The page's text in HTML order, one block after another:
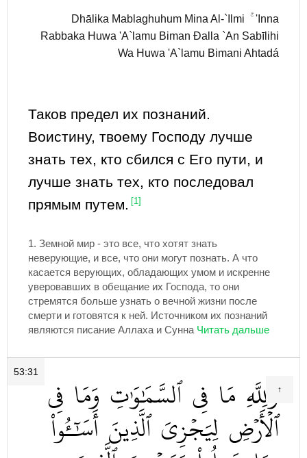
Dhālika Mablaghuhum Mina Al-`Ilmi ۚ 'Inna
Rabbaka Huwa 'A`lamu Biman Đalla `An Sabīlihi
Wa Huwa 'A`lamu Bimani Ahtadá
Таков предел их познаний.
Воистину, твоему Господу лучше
знать тех, кто сбился с Его пути, и
лучше знать тех, кто последовал
прямым путем.
[1]
1. Земной мир - это все, что хотят знать
неверующие, и все, что они могут познать. А что
касается верующих, обладающих умом и искренне
уверовавших в обещание их Господа, то они
стремятся больше узнать о вечной жизни после
смерти и готовятся к ней. Источником их познаний
являются писание Аллаха и Сунна
53:31 وَلِلَّهِ مَا فِي ٱلسَّمَٰوَٰتِ وَمَا فِي
ٱلۡأَرۡضِ لِيَجۡزِيَ ٱلَّذِينَ أَسَٰٓـُٔواْ
↑